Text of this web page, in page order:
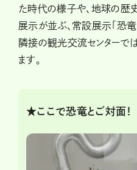
た時代の様子や、地球の歴
展示が並ぶ、常設展示「恐
隣接の観光交流センターで
ます。
★ここで恐竜とご対面！